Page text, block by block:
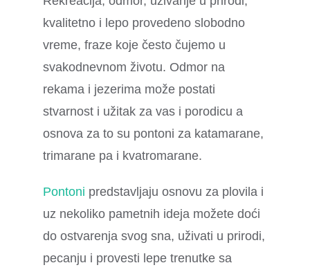
kvalitetno i lepo provedeno slobodno
vreme, fraze koje često čujemo u
svakodnevnom životu. Odmor na
rekama i jezerima može postati
stvarnost i užitak za vas i porodicu a
osnova za to su pontoni za katamarane,
trimarane pa i kvatromarane.
Pontoni predstavljaju osnovu za plovila i
uz nekoliko pametnih ideja možete doći
do ostvarenja svog sna, uživati u prirodi,
pecanju i provesti lepe trenutke sa